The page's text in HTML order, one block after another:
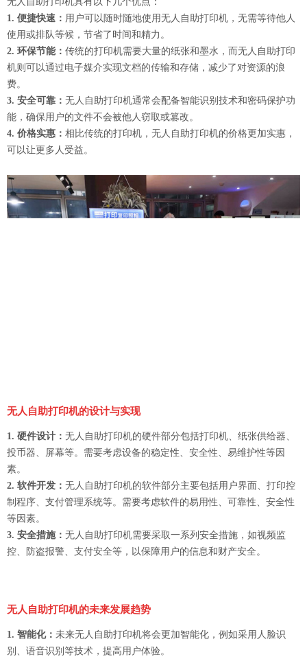
1. 便捷快速： 用户可以随时随地使用无人自助打印机，无需等待他人
使用或排队等候，节省了时间和精力。
2. 环保节能： 传统的打印机需要大量的纸张和墨水，而无人自助打印
机则可以通过电子媒介实现文档的传输和存储，减少了对资源的浪
费。
3. 安全可靠： 无人自助打印机通常会配备智能识别技术和密码保护功
能，确保用户的文件不会被他人窃取或篡改。
4. 价格实惠： 相比传统的打印机，无人自助打印机的价格更加实惠，
可以让更多人受益。
无人自助打印机的设计与实现
1. 硬件设计： 无人自助打印机的硬件部分包括打印机、纸张供给器、
投币器、屏幕等。需要考虑设备的稳定性、安全性、易维护性等因
素。
2. 软件开发： 无人自助打印机的软件部分主要包括用户界面、打印控
制程序、支付管理系统等。需要考虑软件的易用性、可靠性、安全性
等因素。
3. 安全措施： 无人自助打印机需要采取一系列安全措施，如视频监
控、防盗报警、支付安全等，以保障用户的信息和财产安全。
无人自助打印机的未来发展趋势
1. 智能化： 未来无人自助打印机将会更加智能化，例如采用人脸识
别、语音识别等技术，提高用户体验。